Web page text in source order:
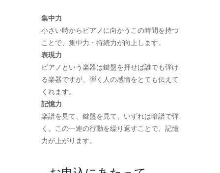
集中力
小さい時からピアノに向かうこの時間を持つ
ことで、集中力・持続力が向上します。
表現力
ピアノという楽器は鍵盤を押せば誰でも弾け
る楽器ですが、弾く人の感情をとても伝えて
くれます。
記憶力
楽譜を見て、鍵盤を見て、いずれは暗譜で弾
く。この一連の行動を繰り返すことで、記憶
力が上がります。